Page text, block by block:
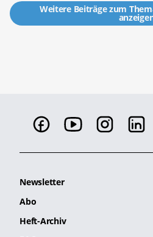
Weitere Beiträge zum
Newsletter
Abo
Heft-Archiv